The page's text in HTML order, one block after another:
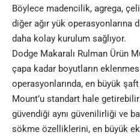
Böylece madencilik, agrega,
diğer ağır yük operasyonlarına
daha kolay kurulum sağlıyor.
Dodge Makaralı Rulman Ürün
çapa kadar boyutların
operasyonlarında, en büyük
Mount’u standart hale
güvendiği aynı güvenilirliği ve
sökme özelliklerini, en büyük